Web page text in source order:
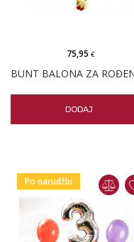
75,95 €
DODAJ
Po narudžbi